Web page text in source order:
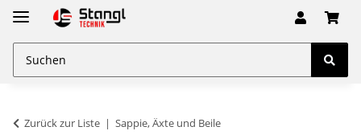
Zurück zur Liste Sappie, Äxte und Beile